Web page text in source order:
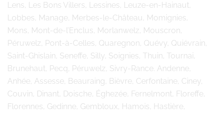
Lens, Les Bons Villers, Lessines, Leuze-en-Hainaut,
Lobbes, Manage, Merbes-le-Château, Momignies,
Mons, Mont-de-l’Enclus, Morlanwelz, Mouscron,
Péruwelz, Pont-à-Celles, Quaregnon, Quévy, Quiévrain,
Saint-Ghislain, Seneffe, Silly, Soignies, Thuin, Tournai,
Brunehaut, Pecq, Péruwelz, Sivry-Rance. Andenne,
Anhée, Assesse, Beauraing, Bièvre, Cerfontaine, Ciney,
Couvin, Dinant, Doische, Éghezée, Fernelmont, Floreffe,
Florennes, Gedinne, Gembloux, Hamois, Hastière,